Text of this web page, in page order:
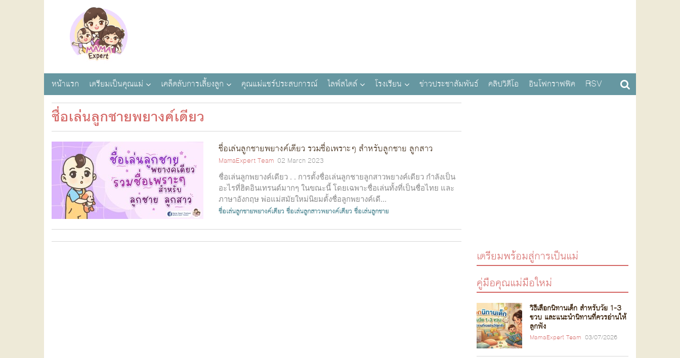
หน้าแรก เตรียมเป็นคุณแม่ เคล็ดลับการเลี้ยงลูก คุณแม่แชร์ประสบการณ์ ไลฟ์สไตล์ โรงเรียน ข่าวประชาสัมพันธ์ คลิปวิดีโอ อินโฟกราฟฟิค RSV
ชื่อเล่นลูกชายพยางค์เดียว
ชื่อเล่นลูกชายพยางค์เดียว รวมชื่อเพราะๆ สำหรับลูกชาย ลูกสาว
MamaExpert Team 02 March 2023
ชื่อเล่นลูกพยางค์เดียว . . การตั้งชื่อเล่นลูกชายลูกสาวพยางค์เดียว กำลังเป็น
อะไรที่ฮิตอินเทรนด์มากๆ ในขณะนี้ โดยเฉพาะชื่อเล่นทั้งที่เป็นชื่อไทย และ
ภาษาอังกฤษ พ่อแม่สมัยใหม่นิยมตั้งชื่อลูกพยางค์เดี...
ชื่อเล่นลูกชายพยางค์เดียว ชื่อเล่นลูกสาวพยางค์เดียว ชื่อเล่นลูกชาย
เตรียมพร้อมสู่การเป็นแม่
คู่มือคุณแม่มือใหม่
วิธีเลือกนิทานเด็ก สำหรับวัย 1-3
ขวบ และแนะนำนิทานที่ควรอ่านให้
ลูกฟัง
MamaExpert Team 03/07/2026